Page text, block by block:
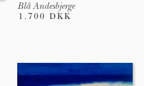
Blå Andesbjerge
1.700 DKK